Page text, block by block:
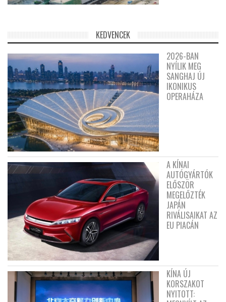
KEDVENCEK
2026-BAN
NYÍLIK MEG
SANGHAJ ÚJ
IKONIKUS
OPERAHÁZA
A KÍNAI
AUTÓGYÁRTÓK
ELŐSZÖR
MEGELŐZTÉK
JAPÁN
RIVÁLISAIKAT AZ
EU PIACÁN
KÍNA ÚJ
KORSZAKOT
NYITOTT: